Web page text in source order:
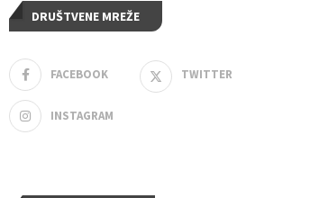
DRUŠTVENE MREŽE
FACEBOOK TWITTER
INSTAGRAM